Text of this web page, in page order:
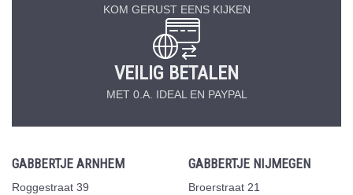
KOM GERUST EENS KIJKEN
VEILIG BETALEN
MET 0.A. IDEAL EN PAYPAL
GABBERTJE ARNHEM
Roggestraat 39
GABBERTJE NIJMEGEN
Broerstraat 21